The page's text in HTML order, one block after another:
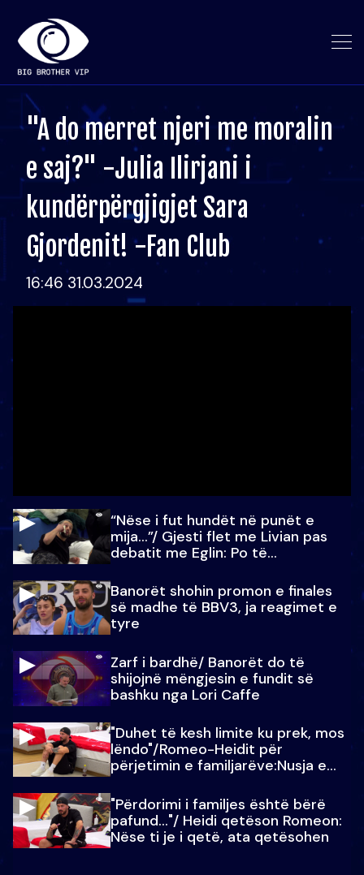
"A do merret njeri me moralin
e saj?" -Julia Ilirjani i
kundërpërgjigjet Sara
Gjordenit! -Fan Club
16:46 31.03.2024
“Nëse i fut hundët në punët e
mija…”/ Gjesti flet me Livian pas
debatit me Eglin: Po të
Banorët shohin promon e finales
së madhe të BBV3, ja reagimet e
tyre
Zarf i bardhë/ Banorët do të
shijojnë mëngjesin e fundit së
bashku nga Lori Caffe
"Duhet të kesh limite ku prek, mos
lëndo"/Romeo-Heidit për
përjetimin e familjarëve:Nusja e
"Përdorimi i familjes është bërë
pafund…"/ Heidi qetëson Romeon:
Nëse ti je i qetë, ata qetësohen